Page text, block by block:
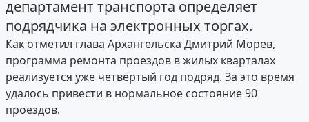
департамент транспорта определяет
подрядчика на электронных торгах.
Как отметил глава Архангельска Дмитрий Морев,
программа ремонта проездов в жилых кварталах
реализуется уже четвёртый год подряд. За это время
удалось привести в нормальное состояние 90
проездов.